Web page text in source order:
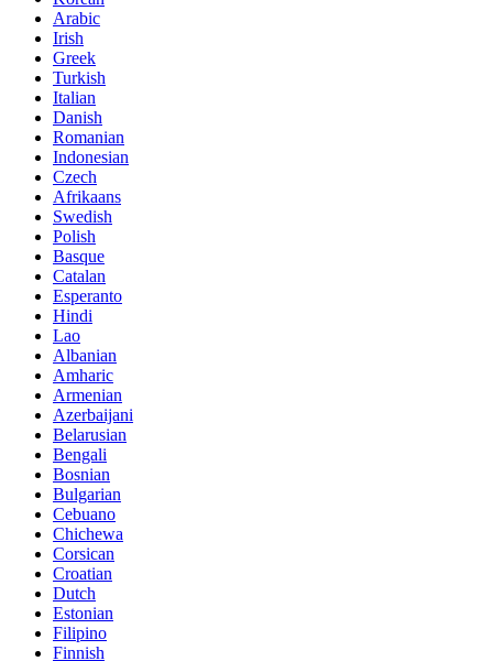
Arabic
Irish
Greek
Turkish
Italian
Danish
Romanian
Indonesian
Czech
Afrikaans
Swedish
Polish
Basque
Catalan
Esperanto
Hindi
Lao
Albanian
Amharic
Armenian
Azerbaijani
Belarusian
Bengali
Bosnian
Bulgarian
Cebuano
Chichewa
Corsican
Croatian
Dutch
Estonian
Filipino
Finnish